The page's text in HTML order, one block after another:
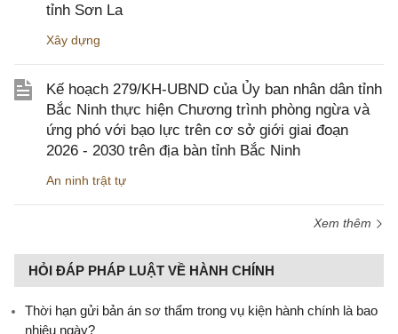
tỉnh Sơn La
Xây dựng
Kế hoạch 279/KH-UBND của Ủy ban nhân dân tỉnh
Bắc Ninh thực hiện Chương trình phòng ngừa và
ứng phó với bạo lực trên cơ sở giới giai đoạn
2026 - 2030 trên địa bàn tỉnh Bắc Ninh
An ninh trật tự
Xem thêm
HỎI ĐÁP PHÁP LUẬT VỀ HÀNH CHÍNH
Thời hạn gửi bản án sơ thẩm trong vụ kiện hành chính là bao
nhiêu ngày?